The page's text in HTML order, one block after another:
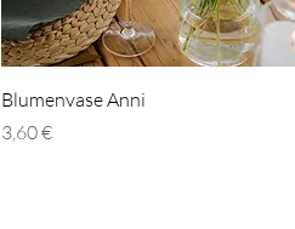
Schnellansicht
Blumenvase Anni
Preis
3,60 €